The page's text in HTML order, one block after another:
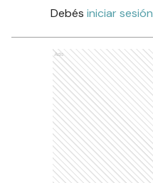
Debés iniciar sesión
Ads